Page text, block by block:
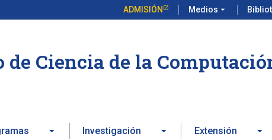
ADMISIÓN Medios arrow_drop_down
de Ciencia de la
Investigación Extensión